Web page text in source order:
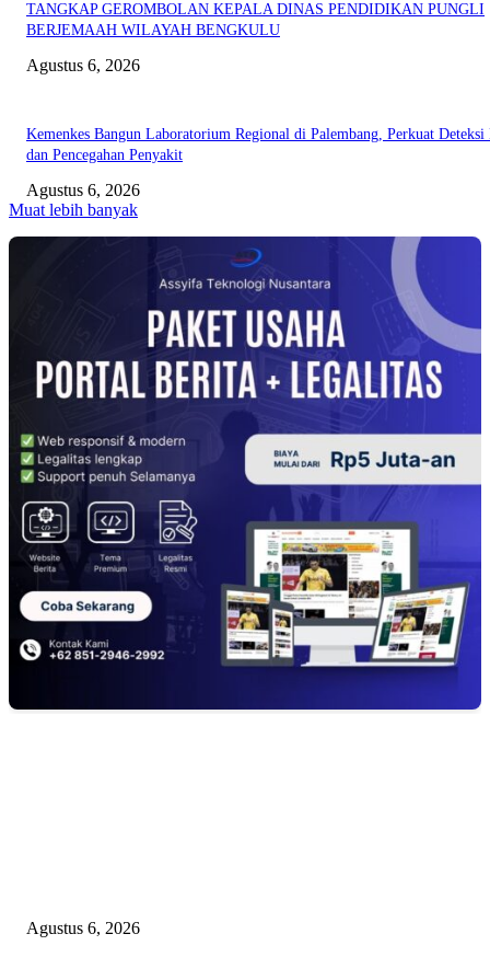
TANGKAP GEROMBOLAN KEPALA DINAS PENDIDIKAN PUNGLI
BERJEMAAH WILAYAH BENGKULU
Agustus 6, 2026
Kemenkes Bangun Laboratorium Regional di Palembang, Perkuat
dan Pencegahan Penyakit
Agustus 6, 2026
Muat lebih banyak
Agustus 6, 2026